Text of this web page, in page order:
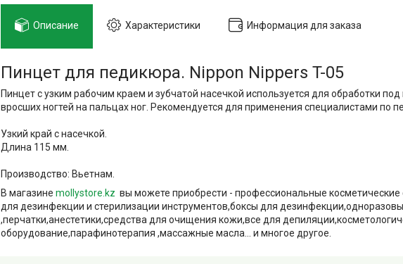
Описание Характеристики Информация для заказа
Пинцет для педикюра. Nippon Nippers T-05
Пинцет с узким рабочим краем и зубчатой насечкой используется для обработки
вросших ногтей на пальцах ног. Рекомендуется для применения специалистами по
Узкий край с насечкой.
Длина 115 мм.
Производство: Вьетнам.
В магазине mollystore.kz вы можете приобрести - профессиональные косметические
для дезинфекции и стерилизации инструментов,боксы для
,перчатки,анестетики,средства для очищения кожи,все для
оборудование,парафинотерапия ,массажные масла... и многое другое.